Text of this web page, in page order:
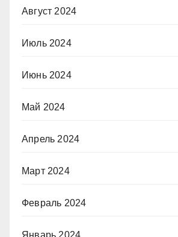
Август 2024
Июль 2024
Июнь 2024
Май 2024
Апрель 2024
Март 2024
Февраль 2024
Январь 2024